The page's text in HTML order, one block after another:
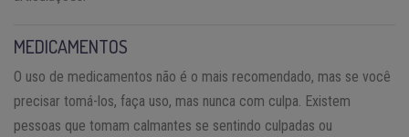
MEDICAMENTOS
O uso de medicamentos não é o mais recomendado, mas se você
precisar tomá-los, faça uso, mas nunca com culpa. Existem
pessoas que tomam calmantes se sentindo culpadas ou